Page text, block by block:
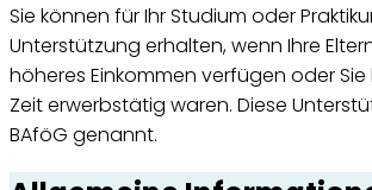
Sie können für Ihr Studium oder
Unterstützung erhalten, wenn Ihre
höheres Einkommen verfügen oder
Zeit erwerbstätig waren. Diese
BAföG genannt.